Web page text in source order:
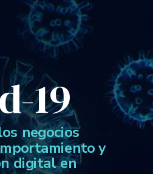
19
negocios
y
digital en